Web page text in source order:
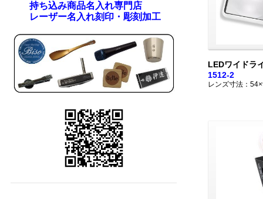
LEDワイドラ
1512-2
レンズ寸法：
持ち込み商品名入れ専門店
レーザー名入れ刻印・彫刻加工